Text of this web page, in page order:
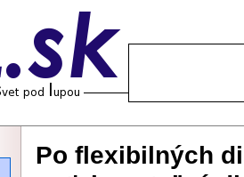
Po flexibilných